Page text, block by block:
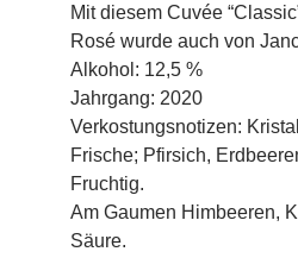
Mit diesem Cuvée
Rosé wurde auch von
Alkohol: 12,5 %
Jahrgang: 2020
Verkostungsnotizen:
Frische; Pfirsich,
Fruchtig.
Am Gaumen Himbeeren,
Säure.